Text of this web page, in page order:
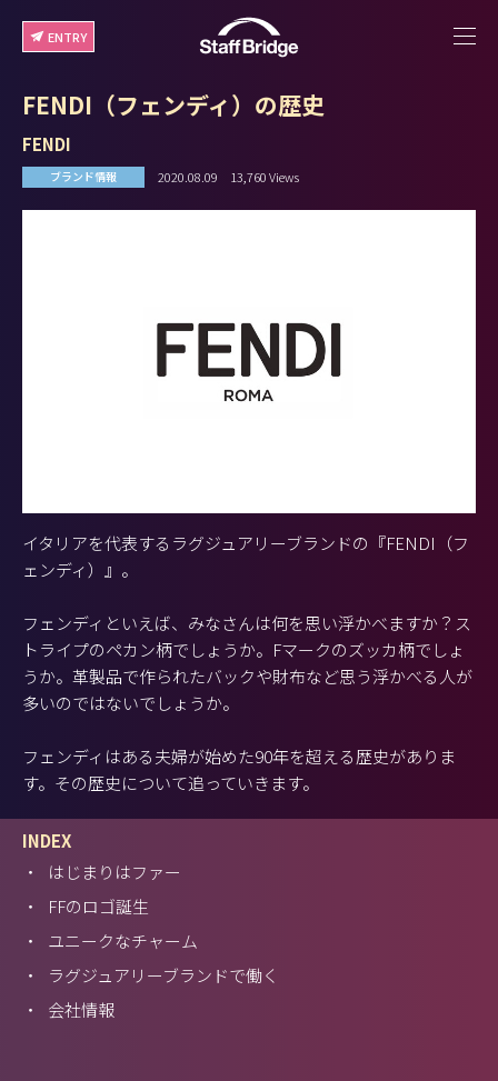
ENTRY
FENDI（フェンディ）の歴史
FENDI
ブランド情報 2020.08.09 13,760 Views
イタリアを代表するラグジュアリーブランドの『FENDI（フ
ェンディ）』。
フェンディといえば、みなさんは何を思い浮かべますか？ス
トライプのペカン柄でしょうか。Fマークのズッカ柄でしょ
うか。革製品で作られたバックや財布など思う浮かべる人が
多いのではないでしょうか。
フェンディはある夫婦が始めた90年を超える歴史がありま
す。その歴史について追っていきます。
INDEX
・
はじまりはファー
・
FFのロゴ誕生
・
ユニークなチャーム
・
ラグジュアリーブランドで働く
・
会社情報